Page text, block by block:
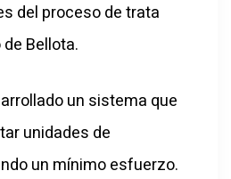
del proceso de trata
Bellota.
un sistema que
unidades de
un mínimo esfuerzo.